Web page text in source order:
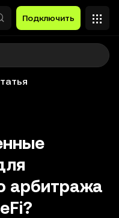
Подключить
арбитража